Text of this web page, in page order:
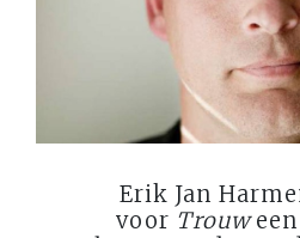
Erik Jan
voor Trouween